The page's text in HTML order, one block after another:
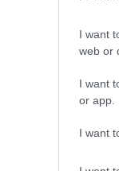
I want
web or
I want
or app.
I want
ΣΧΟΛΙΑΣΤΕ